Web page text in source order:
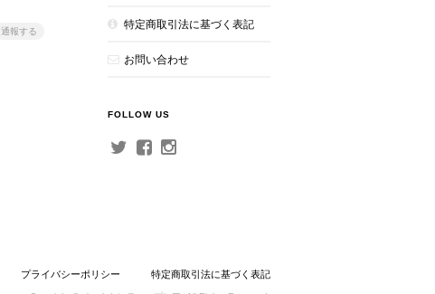
通報する
特定商取引法に基づく表記
お問い合わせ
FOLLOW US
プライバシーポリシー 特定商取引法に基づく表記